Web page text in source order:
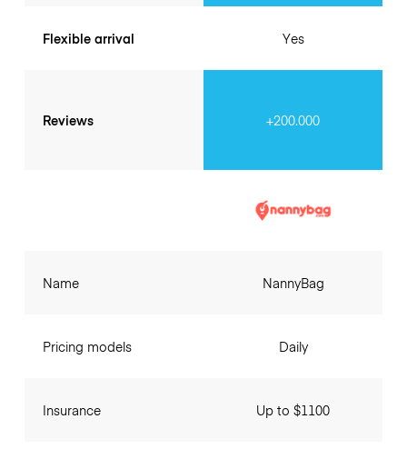
Flexible arrival
Reviews
Yes
+200.000
Name
Pricing models
Insurance
NannyBag
Daily
Up to $1100